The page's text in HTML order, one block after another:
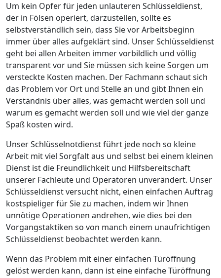
Um kein Opfer für jeden unlauteren Schlüsseldienst,
der in Fölsen operiert, darzustellen, sollte es
selbstverständlich sein, dass Sie vor Arbeitsbeginn
immer über alles aufgeklärt sind. Unser Schlüsseldienst
geht bei allen Arbeiten immer vorbildlich und völlig
transparent vor und Sie müssen sich keine Sorgen um
versteckte Kosten machen. Der Fachmann schaut sich
das Problem vor Ort und Stelle an und gibt Ihnen ein
Verständnis über alles, was gemacht werden soll und
warum es gemacht werden soll und wie viel der ganze
Spaß kosten wird.
Unser Schlüsselnotdienst führt jede noch so kleine
Arbeit mit viel Sorgfalt aus und selbst bei einem kleinen
Dienst ist die Freundlichkeit und Hilfsbereitschaft
unserer Fachleute und Operatoren unverändert. Unser
Schlüsseldienst versucht nicht, einen einfachen Auftrag
kostspieliger für Sie zu machen, indem wir Ihnen
unnötige Operationen andrehen, wie dies bei den
Vorgangstaktiken so von manch einem unaufrichtigen
Schlüsseldienst beobachtet werden kann.
Wenn das Problem mit einer einfachen Türöffnung
gelöst werden kann, dann ist eine einfache Türöffnung